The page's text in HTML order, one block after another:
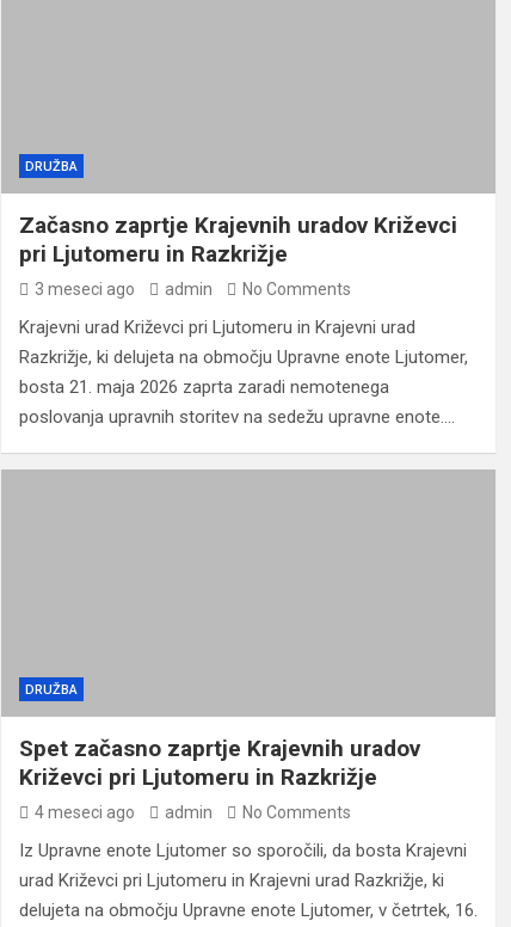
DRUŽBA
Začasno zaprtje Krajevnih uradov Križevci
pri Ljutomeru in Razkrižje
3 meseci ago admin No Comments
Krajevni urad Križevci pri Ljutomeru in Krajevni urad
Razkrižje, ki delujeta na območju Upravne enote Ljutomer,
bosta 21. maja 2026 zaprta zaradi nemotenega
poslovanja upravnih storitev na sedežu upravne enote.…
DRUŽBA
Spet začasno zaprtje Krajevnih uradov
Križevci pri Ljutomeru in Razkrižje
4 meseci ago admin No Comments
Iz Upravne enote Ljutomer so sporočili, da bosta Krajevni
urad Križevci pri Ljutomeru in Krajevni urad Razkrižje, ki
delujeta na območju Upravne enote Ljutomer, v četrtek, 16.